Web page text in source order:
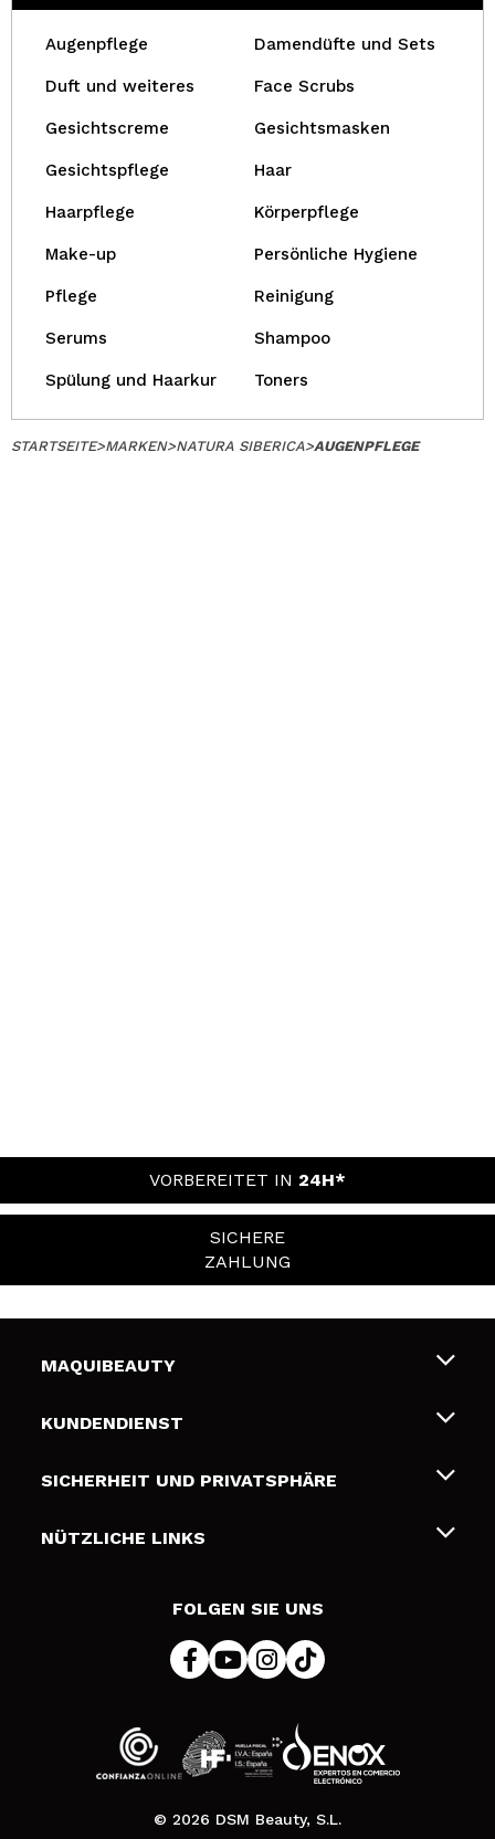
Augenpflege Damendüfte und Sets
Duft und weiteres Face Scrubs
Gesichtscreme Gesichtsmasken
Gesichtspflege Haar
Haarpflege Körperpflege
Make-up Persönliche Hygiene
Pflege Reinigung
Serums Shampoo
Spülung und Haarkur Toners
STARTSEITE>MARKEN>NATURA SIBERICA>AUGENPFLEGE
VORBEREITET IN 24H*
SICHERE
ZAHLUNG
MAQUIBEAUTY
Über uns
Geschenkkarten
KUNDENDIENST
Liefer- und Versandkosten
Zahlung
SICHERHEIT UND PRIVATSPHÄRE
Bedingungen und Datenschutz
NÜTZLICHE LINKS
FOLGEN SIE UNS
© 2026 DSM Beauty, S.L.